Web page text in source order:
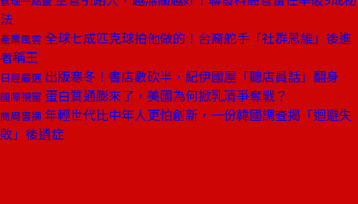
法
產業風雲 全球七成匹克球拍他做的！台裔舵手「社群思維」後進
者稱王
日經嚴選 出版寒冬！書店數砍半，紀伊國屋「聽店員話」翻身
國際視窗 蛋白質通膨來了，美國為何掀乳清爭奪戰？
商周書摘 年輕世代比中年人更怕創新，一份韓國調查揭「迴避失
敗」後遺症